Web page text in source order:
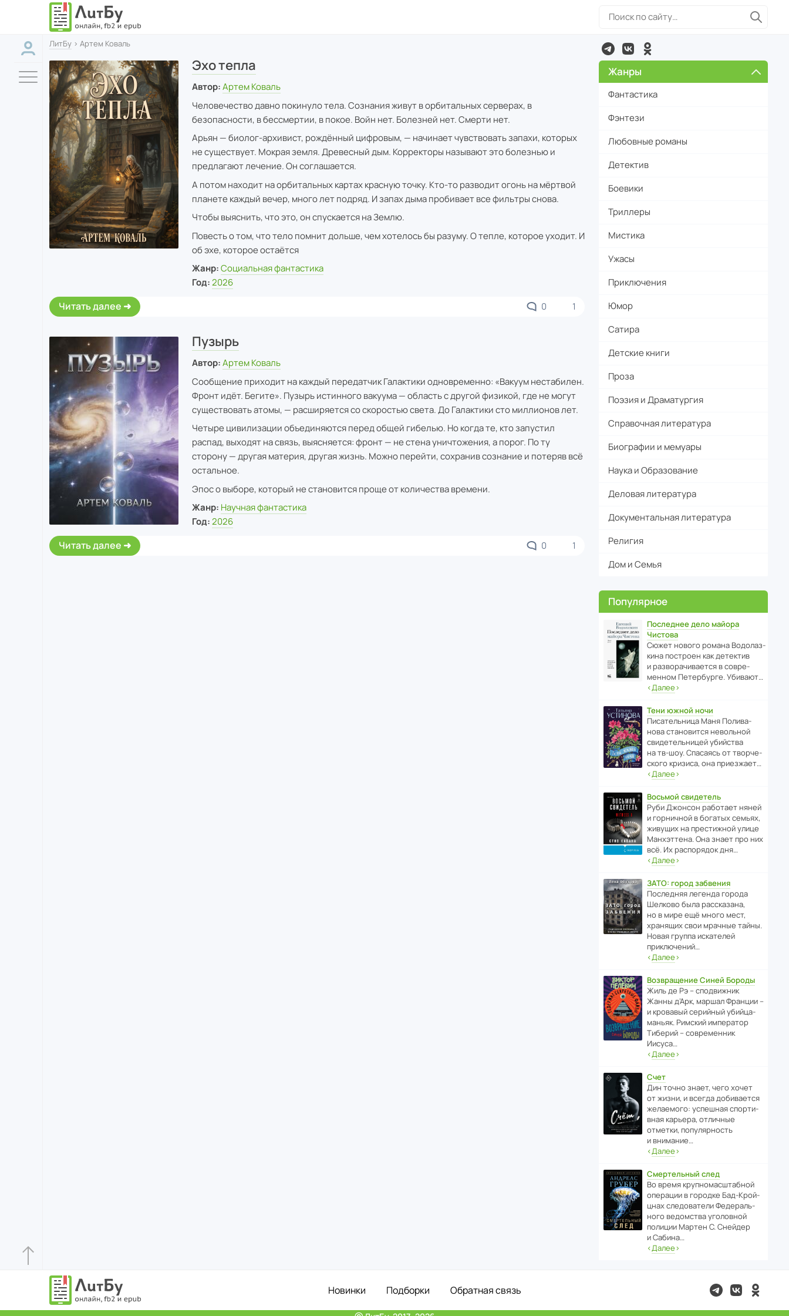
ЛитБу › Артем Коваль
Эхо тепла
Автор: Артем Коваль
Человечество давно покинуло тела. Сознания живут в орбитальных серверах, в
безопасности, в бессмертии, в покое. Войн нет. Болезней нет. Смерти нет.
Арьян — биолог-архивист, рождённый цифровым, — начинает чувствовать запахи, которых
не существует. Мокрая земля. Древесный дым. Корректоры называют это болезнью и
предлагают лечение. Он соглашается.
А потом находит на орбитальных картах красную точку. Кто-то разводит огонь на мёртвой
планете каждый вечер, много лет подряд. И запах дыма пробивает все фильтры снова.
Чтобы выяснить, что это, он спускается на Землю.
Повесть о том, что тело помнит дольше, чем хотелось бы разуму. О тепле, которое уходит. И
об эхе, которое остаётся
Жанр: Социальная фантастика
Год: 2026
Читать далее 0 1
Пузырь
Автор: Артем Коваль
Сообщение приходит на каждый передатчик Галактики одновременно: «Вакуум нестабилен.
Фронт идёт. Бегите». Пузырь истинного вакуума — область с другой физикой, где не могут
существовать атомы, — расширяется со скоростью света. До Галактики сто миллионов лет.
Четыре цивилизации объединяются перед общей гибелью. Но когда те, кто запустил
распад, выходят на связь, выясняется: фронт — не стена уничтожения, а порог. По ту
сторону — другая материя, другая жизнь. Можно перейти, сохранив сознание и потеряв всё
остальное.
Эпос о выборе, который не становится проще от количества времени.
Жанр: Научная фантастика
Год: 2026
Читать далее 0 1
Жанры
Фантастика
Фэнтези
Любовные романы
Детектив
Боевики
Триллеры
Мистика
Ужасы
Приключения
Юмор
Сатира
Детские книги
Проза
Поэзия и Драматургия
Справочная литература
Биографии и мемуары
Наука и Образование
Деловая литература
Документальная литература
Религия
Дом и Семья
Популярное
Последнее дело майора
Чистова
Сюжет нового романа Водо­ла­з­
кина пост­роен как дете­ктив
и разво­ра­чи­ва­ется в совре­
менном Пете­р­бурге. Убивают…
‹Далее›
Тени южной ночи
Писа­тель­ница Маня Поли­ва­
нова стано­вится невольной
свиде­тель­ницей убийства
на тв-шоу. Спасаясь от твор­че­
с­кого кризиса, она приезжает…
‹Далее›
Восьмой свидетель
Руби Джонсон рабо­тает няней
и горни­чной в богатых семьях,
живущих на прес­ти­жной улице
Манх­эт­тена. Она знает про них
всё. Их распо­рядок дня…
‹Далее›
ЗАТО: город забвения
После­дняя легенда города
Шелково была расска­зана,
но в мире ещё много мест,
хранящих свои мрачные тайны.
Новая группа иска­телей
приключений…
‹Далее›
Возвращение Синей Бороды
Жиль де Рэ – спод­ви­жник
Жанны д’Арк, маршал Франции –
и кровавый серийный убийца-
маньяк. Римский импе­ратор
Тиберий – совре­менник
Иисуса…
‹Далее›
Счет
Дин точно знает, чего хочет
от жизни, и всегда доби­ва­ется
жела­е­мого: успе­шная спор­ти­
вная карьера, отли­чные
отметки, попу­ля­р­ность
и внимание…
‹Далее›
Смертельный след
Во время круп­но­мас­ш­та­бной
операции в городке Бад‑Крой­
цнах следо­ва­тели Феде­раль­
ного ведомства уголо­вной
полиции Мартен С. Снейдер
и Сабина…
‹Далее›
Новинки Подборки Обратная связь